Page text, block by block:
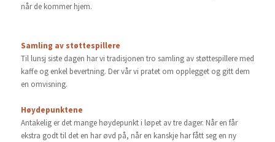
når de kommer hjem.
Samling av støttespillere
Til lunsj siste dagen har vi tradisjonen tro samling av støttespillere med
kaffe og enkel bevertning. Der vår vi pratet om opplegget og gitt dem
en omvisning.
Høydepunktene
Antakelig er det mange høydepunkt i løpet av tre dager. Når en får
ekstra godt til det en har øvd på, når en kanskje har fått seg en ny